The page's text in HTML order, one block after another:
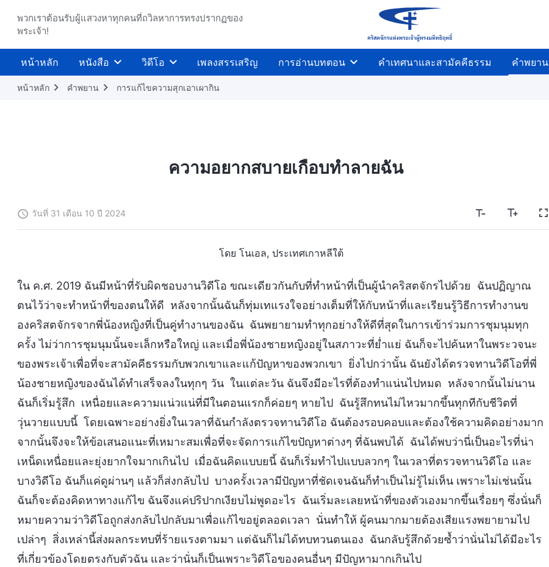
พวกเราต้อนรับผู้แสวงหาทุกคนที่ถวิลหาการทรงปรากฏของ
พระเจ้า!
หน้าหลัก หนังสือ วิดีโอ เพลงสรรเสริญ การอ่านบทตอน คำเทศนาและสามัคคีธรรม คำพยาน
หน้าหลัก คำพยาน การแก้ไขความสุกเอาเผากิน
ความอยากสบายเกือบทำลายฉัน
วันที่ 31 เดือน 10 ปี 2024
โดย โนเอล, ประเทศเกาหลีใต้
ใน ค.ศ. 2019 ฉันมีหน้าที่รับผิดชอบงานวิดีโอ ขณะเดียวกันกับที่ทำหน้าที่เป็นผู้นำคริสตจักรไปด้วย ฉันปฏิญาณ
ตนไว้ว่าจะทำหน้าที่ของตนให้ดี หลังจากนั้นฉันก็ทุ่มเทแรงใจอย่างเต็มที่ให้กับหน้าที่และเรียนรู้วิธีการทำงานข
องคริสตจักรจากพี่น้องหญิงที่เป็นคู่ทำงานของฉัน ฉันพยายามทำทุกอย่างให้ดีที่สุดในการเข้าร่วมการชุมนุมทุก
ครั้ง ไม่ว่าการชุมนุมนั้นจะเล็กหรือใหญ่ และเมื่อพี่น้องชายหญิงอยู่ในสภาวะที่ย่ำแย่ ฉันก็จะไปค้นหาในพระวจนะ
ของพระเจ้าเพื่อที่จะสามัคคีธรรมกับพวกเขาและแก้ปัญหาของพวกเขา ยิ่งไปกว่านั้น ฉันยังได้ตรวจทานวิดีโอที่พี่
น้องชายหญิงของฉันได้ทำเสร็จลงในทุกๆ วัน ในแต่ละวัน ฉันจึงมีอะไรที่ต้องทำแน่นไปหมด หลังจากนั้นไม่นาน
ฉันก็เริ่มรู้สึก เหนื่อยและความแน่วแน่ที่มีในตอนแรกก็ค่อยๆ หายไป ฉันรู้สึกทนไม่ไหวมากขึ้นทุกทีกับชีวิตที่
วุ่นวายแบบนี้ โดยเฉพาะอย่างยิ่งในเวลาที่ฉันกำลังตรวจทานวิดีโอ ฉันต้องรอบคอบและต้องใช้ความคิดอย่างมาก
จากนั้นจึงจะให้ข้อเสนอแนะที่เหมาะสมเพื่อที่จะจัดการแก้ไขปัญหาต่างๆ ที่ฉันพบได้ ฉันได้พบว่านี่เป็นอะไรที่น่า
เหน็ดเหนื่อยและยุ่งยากใจมากเกินไป เมื่อฉันคิดแบบยนี้ ฉันก็เริ่มทำไปแบบลวกๆ ในเวลาที่ตรวจทานวิดีโอ และ
บางวิดีโอ ฉันก็แค่ดูผ่านๆ แล้วก็ส่งกลับไป บางครั้งเวลามีปัญหาที่ชัดเจนฉันก็ทำเป็นไม่รู้ไม่เห็น เพราะไม่เช่นนั้น
ฉันก็จะต้องคิดหาทางแก้ไข ฉันจึงแค่ปริปากเงียบไม่พูดอะไร ฉันเริ่มละเลยหน้าที่ของตัวเองมากขึ้นเรื่อยๆ ซึ่งนั่นก็
หมายความว่าวิดีโอถูกส่งกลับไปกลับมาเพื่อแก้ไขอยู่ตลอดเวลา นั่นทำให้ ผู้คนมากมายต้องเสียแรงพยายามไป
เปล่าๆ สิ่งเหล่านี้ส่งผลกระทบที่ร้ายแรงตามมา แต่ฉันก็ไม่ได้ทบทวนตนเอง ฉันกลับรู้สึกด้วยซ้ำว่านั่นไม่ได้มีอะไร
ที่เกี่ยวข้องโดยตรงกับตัวฉัน และว่านั่นก็เป็นเพราะวิดีโอของคนอื่นๆ มีปัญหามากเกินไป